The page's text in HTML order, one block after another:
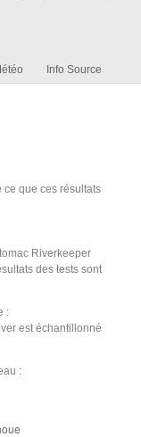
Info Source
ce que ces résultats
Riverkeeper
des tests sont
:
est échantillonné
: